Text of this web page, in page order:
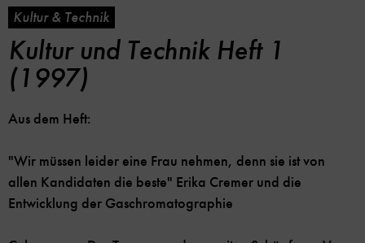
Kultur & Technik
Kultur und Technik Heft 1
(1997)
Aus dem Heft:
"Wir müssen leider eine Frau nehmen, denn sie ist von
allen Kandidaten die beste" Erika Cremer und die
Entwicklung der Gaschromatographie